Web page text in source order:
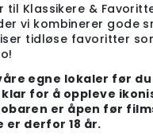
til Klassikere &
vi kombinerer gode
tidløse favoritter
egne lokaler før
for å oppleve
er åpen før
derfor 18 år.